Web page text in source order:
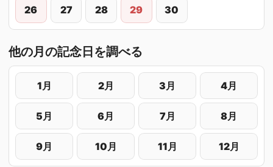
26 27 28 29 30
他の月の記念日を調べる
1月 2月 3月 4月
5月 6月 7月 8月
9月 10月 11月 12月